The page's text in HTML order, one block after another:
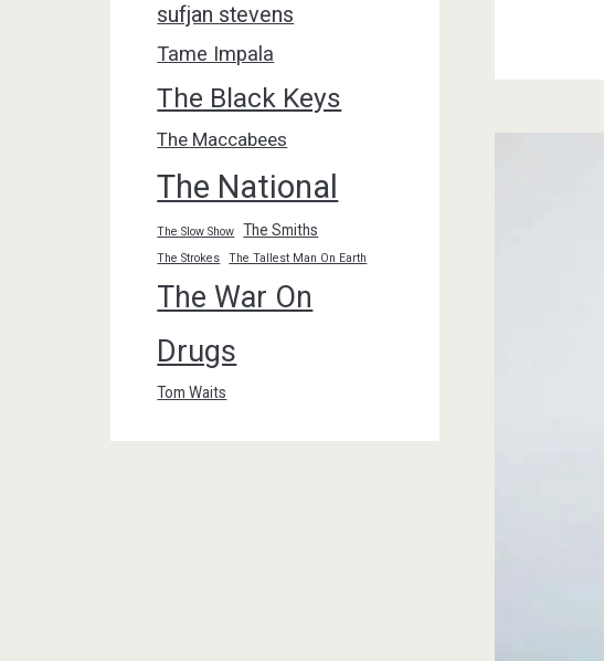
sufjan stevens
Tame Impala
The Black Keys
The Maccabees
The National
The Slow Show The Smiths
The Strokes The Tallest Man On Earth
The War On
Drugs
Tom Waits